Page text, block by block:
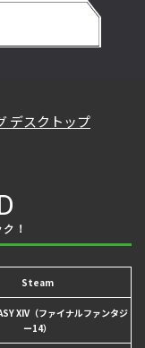
！
Steam
XIV（ファイナルファンタジ
ー14）